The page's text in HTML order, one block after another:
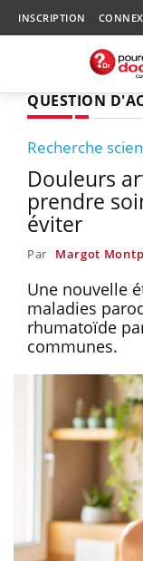
INSCRIPTION
QUESTION
Recherche
Douleurs
prendre
éviter
Par Margot
Une nouvelle
maladies
rhumatoïde
communes.